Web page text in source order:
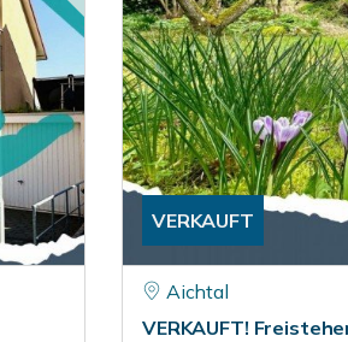
VERKAUFT
Aichtal
VERKAUFT!